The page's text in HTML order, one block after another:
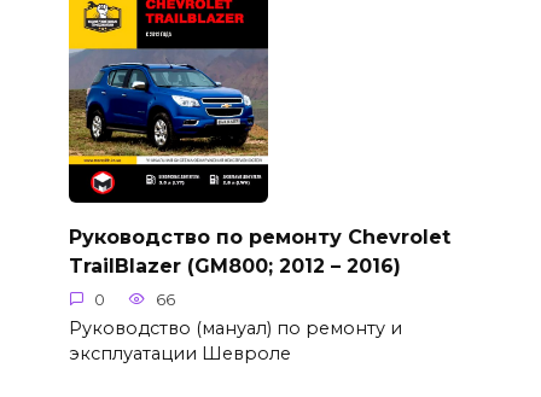
Руководство по ремонту Chevrolet
TrailBlazer (GM800; 2012 – 2016)
0 66
Руководство (мануал) по ремонту и
эксплуатации Шевроле